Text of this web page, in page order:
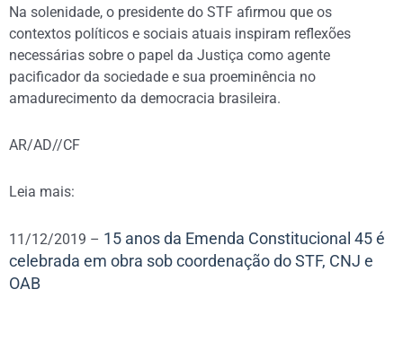
Na solenidade, o presidente do STF afirmou que os
contextos políticos e sociais atuais inspiram reflexões
necessárias sobre o papel da Justiça como agente
pacificador da sociedade e sua proeminência no
amadurecimento da democracia brasileira.
AR/AD//CF
Leia mais:
11/12/2019 – 15 anos da Emenda Constitucional 45 é
celebrada em obra sob coordenação do STF, CNJ e
OAB